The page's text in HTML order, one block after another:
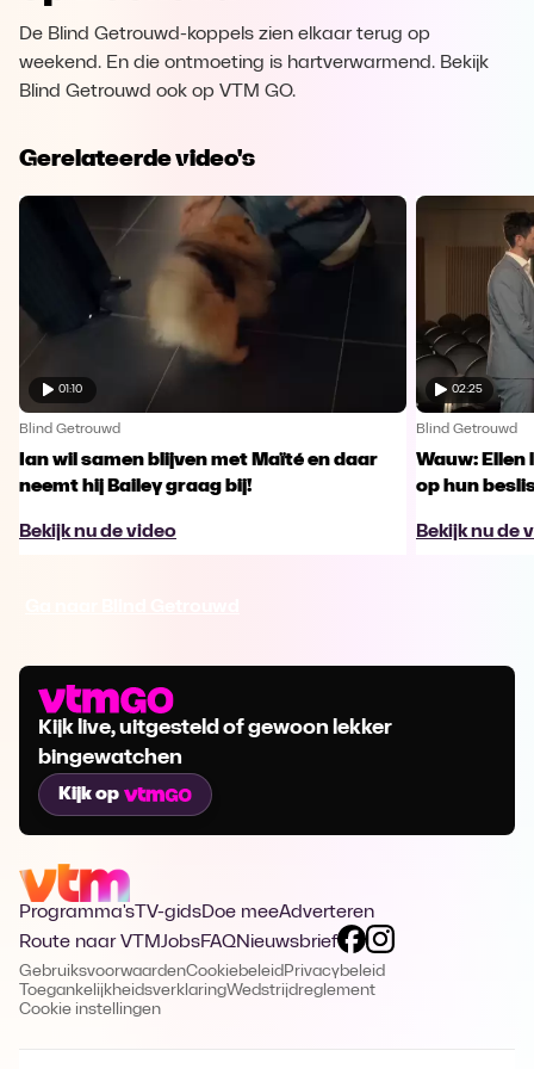
De Blind Getrouwd-koppels zien elkaar terug op
weekend. En die ontmoeting is hartverwarmend. Bekijk
Blind Getrouwd ook op VTM GO.
Gerelateerde video's
01:10
Blind Getrouwd
Ian wil samen blijven met Maïté en daar
neemt hij Bailey graag bij!
Bekijk nu de video
02:25
Blind Getrouwd
Wauw:
op hun
Bekijk nu de
Kijk live, uitgesteld of gewoon lekker
bingewatchen
Kijk op
Programma's TV-gidsDoe meeAdverteren
Route naar VTMJobsFAQNieuwsbrief
GebruiksvoorwaardenCookiebeleid Privacybeleid
ToegankelijkheidsverklaringWedstrijdreglement
Cookie instellingen